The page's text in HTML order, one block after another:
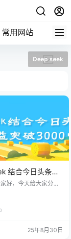
常用网站
Deep seek
结合今日头条，
破 3000+，只需
好，今天给大家分享
突破 3000+，只需要
贴即可》 相信大家对
的收益是相当可观
0
25年8月30日